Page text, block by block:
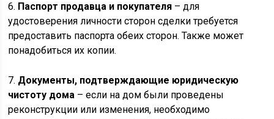
6. Паспорт продавца и покупателя – для
удостоверения личности сторон сделки требуется
предоставить паспорта обеих сторон. Также может
понадобиться их копии.
7. Документы, подтверждающие юридическую
чистоту дома – если на дом были проведены
реконструкции или изменения, необходимо